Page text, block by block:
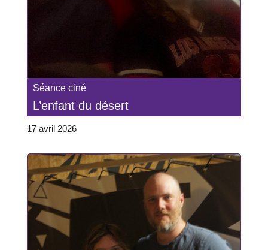
Séance ciné
L’enfant du désert
17 avril 2026